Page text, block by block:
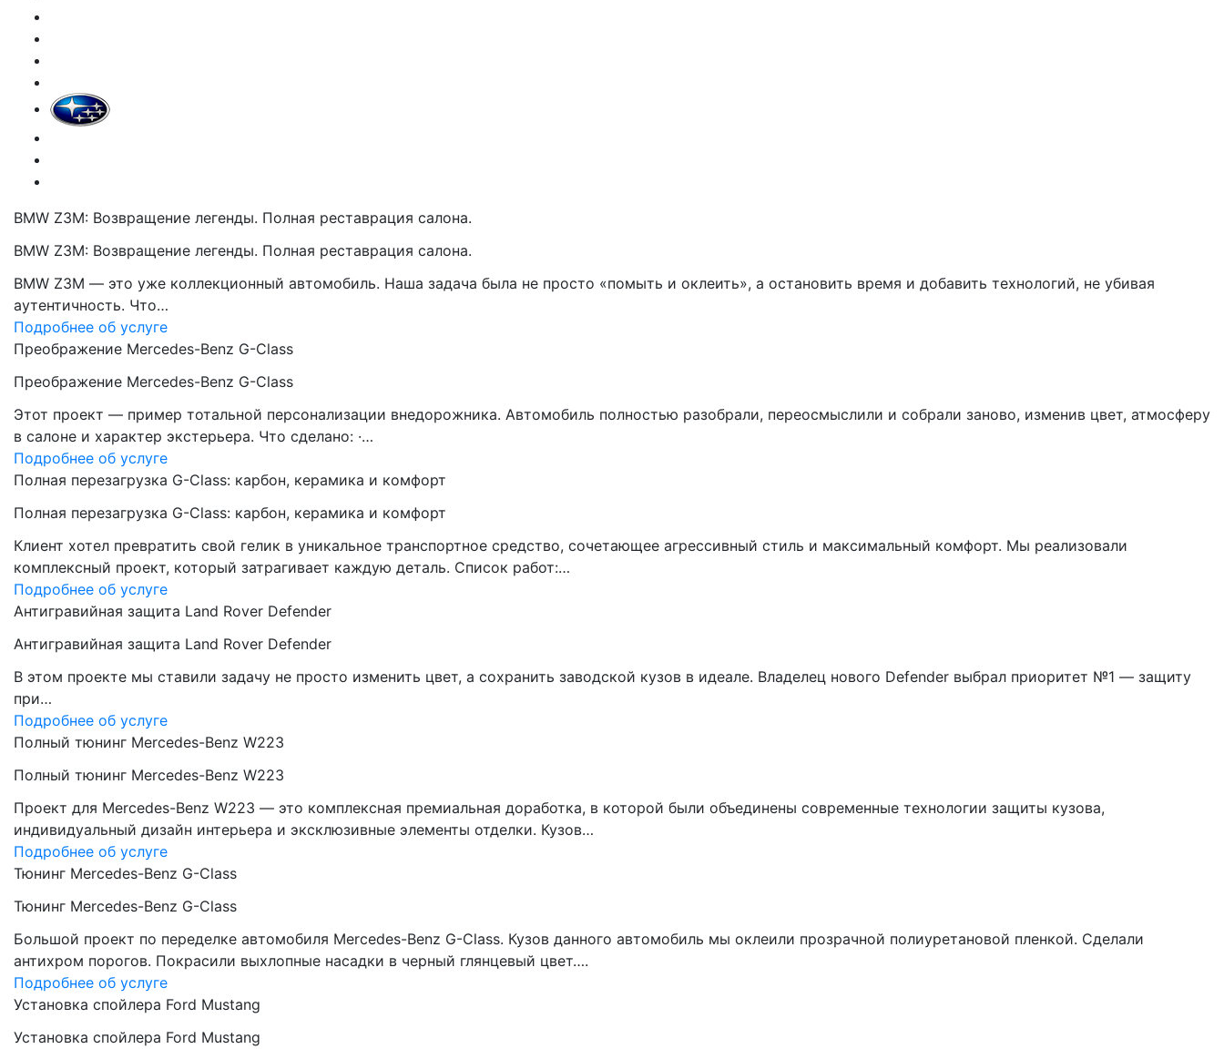
BMW Z3M: Возвращение легенды. Полная реставрация салона.
BMW Z3M: Возвращение легенды. Полная реставрация салона.
BMW Z3M — это уже коллекционный автомобиль. Наша задача была не просто «помыть и оклеить», а остановить время и добавить технологий, не убивая
аутентичность. Что…
Подробнее об услуге
Преображение Mercedes-Benz G-Class
Преображение Mercedes-Benz G-Class
Этот проект — пример тотальной персонализации внедорожника. Автомобиль полностью разобрали, переосмыслили и собрали заново, изменив цвет, атмосферу
в салоне и характер экстерьера. Что сделано: ·…
Подробнее об услуге
Полная перезагрузка G-Class: карбон, керамика и комфорт
Полная перезагрузка G-Class: карбон, керамика и комфорт
Клиент хотел превратить свой гелик в уникальное транспортное средство, сочетающее агрессивный стиль и максимальный комфорт. Мы реализовали
комплексный проект, который затрагивает каждую деталь. Список работ:…
Подробнее об услуге
Антигравийная защита Land Rover Defender
Антигравийная защита Land Rover Defender
В этом проекте мы ставили задачу не просто изменить цвет, а сохранить заводской кузов в идеале. Владелец нового Defender выбрал приоритет №1 — защиту
при…
Подробнее об услуге
Полный тюнинг Mercedes-Benz W223
Полный тюнинг Mercedes-Benz W223
Проект для Mercedes-Benz W223 — это комплексная премиальная доработка, в которой были объединены современные технологии защиты кузова,
индивидуальный дизайн интерьера и эксклюзивные элементы отделки. Кузов…
Подробнее об услуге
Тюнинг Mercedes-Benz G-Class
Тюнинг Mercedes-Benz G-Class
Большой проект по переделке автомобиля Mercedes-Benz G-Class. Кузов данного автомобиль мы оклеили прозрачной полиуретановой пленкой. Сделали
антихром порогов. Покрасили выхлопные насадки в черный глянцевый цвет….
Подробнее об услуге
Установка спойлера Ford Mustang
Установка спойлера Ford Mustang